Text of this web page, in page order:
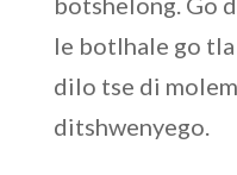
le botlhale go
dilo tse di
ditshwenyego.